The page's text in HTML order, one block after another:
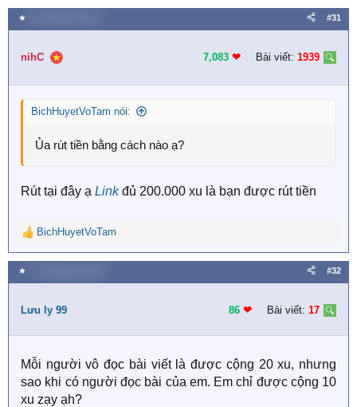
★ #31
nihC 7,083 ❤︎ Bài viết: 1939
BichHuyetVoTam nói:
Ủa rút tiền bằng cách nào ạ?
Rút tại đây ạ Linkđủ 200.000 xu là bạn được rút tiền
R
e
a
c
i
n
:
BichHuyetVoTam
★ #32
Lưu ly 99 86 ❤︎ Bài viết: 17
Mỗi người vô đọc bài viết là được cộng 20 xu, nhưng
sao khi có người đọc bài của em. Em chỉ được cộng 10
xu zạy ạh?